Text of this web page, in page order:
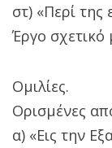
στ) «Περί
Έργο σχετικό
Ομιλίες.
Ορισμένες
α) «Εις την